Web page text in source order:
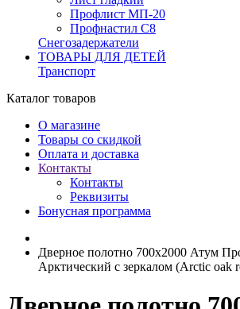
Профлист МП-20
Профнастил С8
Снегозадержатели
ТОВАРЫ ДЛЯ ДЕТЕЙ
Транспорт
Каталог товаров
О магазине
Товары со скидкой
Оплата и доставка
Контакты
Контакты
Реквизиты
Бонусная программа
Дверное полотно 700x2000 Атум
Арктический с зеркалом (Arctic oak